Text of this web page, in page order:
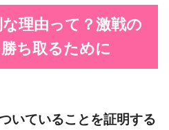
理由って？激戦の
ち取るために
いていることを証明する